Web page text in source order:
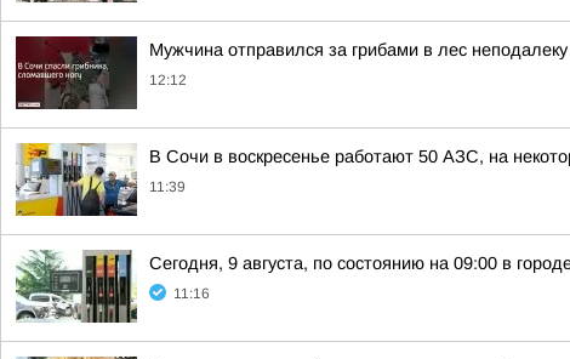
Мужчина отправился за грибами в лес
12:12
В Сочи в воскресенье работают 50 АЗС, на
11:39
Сегодня, 9 августа, по состоянию на 09:00 в
11:16